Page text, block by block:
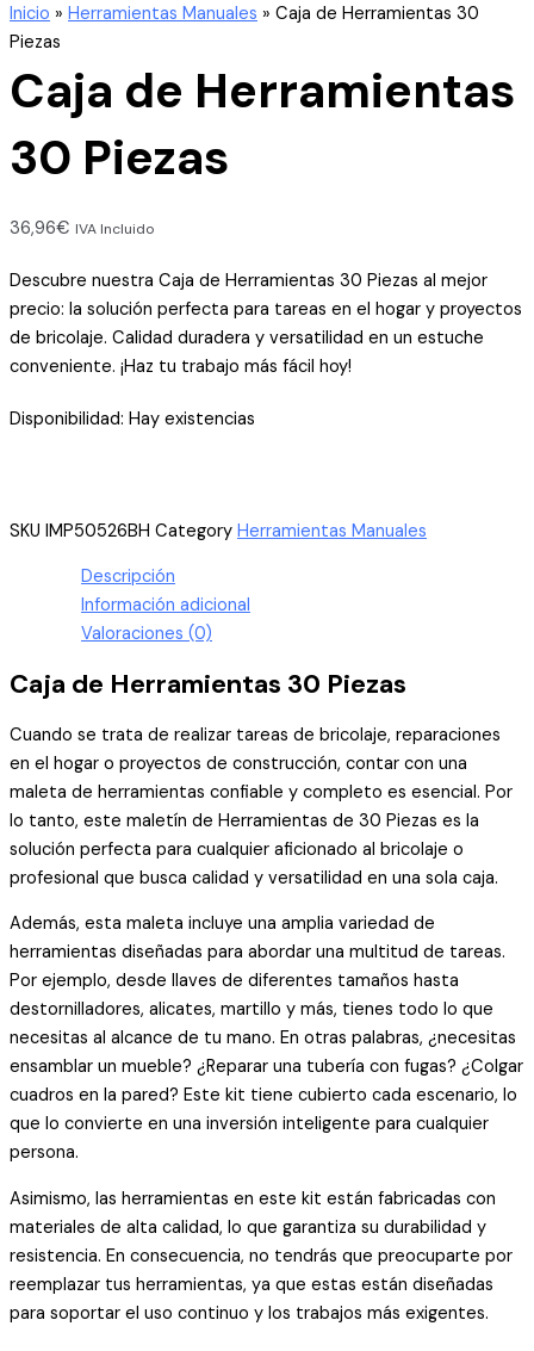
Inicio » Herramientas Manuales » Caja de Herramientas 30
Piezas
Caja de Herramientas
30 Piezas
36,96€ IVA Incluido
Descubre nuestra Caja de Herramientas 30 Piezas al mejor
precio: la solución perfecta para tareas en el hogar y proyectos
de bricolaje. Calidad duradera y versatilidad en un estuche
conveniente. ¡Haz tu trabajo más fácil hoy!
Disponibilidad: Hay existencias
SKU IMP50526BH Category Herramientas Manuales
Descripción
Información adicional
Valoraciones (0)
Caja de Herramientas 30 Piezas
Cuando se trata de realizar tareas de bricolaje, reparaciones
en el hogar o proyectos de construcción, contar con una
maleta de herramientas confiable y completo es esencial. Por
lo tanto, este maletín de Herramientas de 30 Piezas es la
solución perfecta para cualquier aficionado al bricolaje o
profesional que busca calidad y versatilidad en una sola caja.
Además, esta maleta incluye una amplia variedad de
herramientas diseñadas para abordar una multitud de tareas.
Por ejemplo, desde llaves de diferentes tamaños hasta
destornilladores, alicates, martillo y más, tienes todo lo que
necesitas al alcance de tu mano. En otras palabras, ¿necesitas
ensamblar un mueble? ¿Reparar una tubería con fugas? ¿Colgar
cuadros en la pared? Este kit tiene cubierto cada escenario, lo
que lo convierte en una inversión inteligente para cualquier
persona.
Asimismo, las herramientas en este kit están fabricadas con
materiales de alta calidad, lo que garantiza su durabilidad y
resistencia. En consecuencia, no tendrás que preocuparte por
reemplazar tus herramientas, ya que estas están diseñadas
para soportar el uso continuo y los trabajos más exigentes.